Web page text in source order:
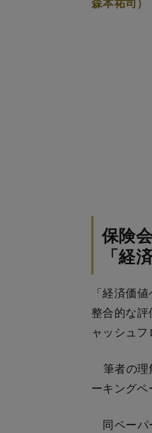
保険
「経
「経済価
整合的な
ャッシュ
筆者の理
ーキング
同ペーパ